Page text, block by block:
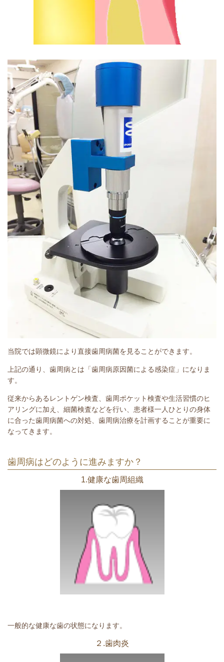
当院では顕微鏡により直接歯周病菌を見ることができます。
上記の通り、歯周病とは「歯周病原因菌による感染症」になりま
す。
従来からあるレントゲン検査、歯周ポケット検査や生活習慣のヒ
アリングに加え、細菌検査などを行い、患者様一人ひとりの身体
に合った歯周病菌への対処、歯周病治療を計画することが重要に
なってきます。
歯周病はどのように進みますか？
1.健康な歯周組織
一般的な健康な歯の状態になります。
２.歯肉炎